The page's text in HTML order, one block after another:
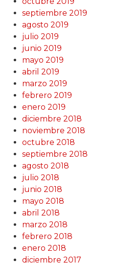
septiembre 2019
agosto 2019
julio 2019
junio 2019
mayo 2019
abril 2019
marzo 2019
febrero 2019
enero 2019
diciembre 2018
noviembre 2018
octubre 2018
septiembre 2018
agosto 2018
julio 2018
junio 2018
mayo 2018
abril 2018
marzo 2018
febrero 2018
enero 2018
diciembre 2017